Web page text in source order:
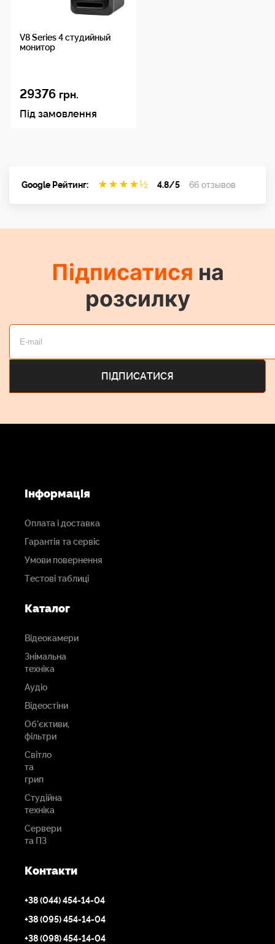
V8 Series 4 студийный
монитор
29376 грн.
Під замовлення
Google Рейтинг: ★ ★ ★ ★½ 4.8/5 66 отзывов
Підписатися на
розсилку
Інформація
Оплата і доставка
Гарантія та сервіс
Умови повернення
Тестові таблиці
Каталог
Відеокамери
Знімальна
техніка
Аудіо
Відеостіни
Об'єктиви,
фільтри
Світло
та
грип
Студійна
техніка
Сервери
та ПЗ
Контакти
+38 (044) 454-14-04
+38 (095) 454-14-04
+38 (098) 454-14-04